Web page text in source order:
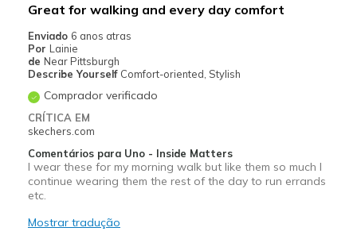
Melhores utilizações
Casual Wear
Width
Great for walking and every day comfort
Enviado 6 anos atras
Por Lainie
de Near Pittsburgh
Describe Yourself Comfort-oriented, Stylish
Comprador verificado
CRÍTICA EM
skechers.com
Comentários para Uno - Inside Matters
I wear these for my morning walk but like them so much I
continue wearing them the rest of the day to run errands
etc.
Mostrar tradução